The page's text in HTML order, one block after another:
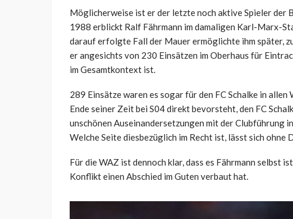
Möglicherweise ist er der letzte noch aktive Spieler der
1988 erblickt Ralf Fährmann im damaligen Karl-Marx-
darauf erfolgte Fall der Mauer ermöglichte ihm später,
er angesichts von 230 Einsätzen im Oberhaus für
im Gesamtkontext ist.
289 Einsätze waren es sogar für den FC Schalke in
Ende seiner Zeit bei S04 direkt bevorsteht, den FC
unschönen Auseinandersetzungen mit der Clubführung
Welche Seite diesbezüglich im Recht ist, lässt sich
Für die WAZ ist dennoch klar, dass es Fährmann selbst
Konflikt einen Abschied im Guten verbaut hat.